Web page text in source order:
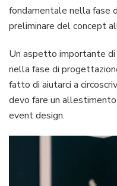
fondamentale nella fase
preliminare del concept
Un aspetto importante
nella fase di
fatto di aiutarci a
devo fare un
event design.